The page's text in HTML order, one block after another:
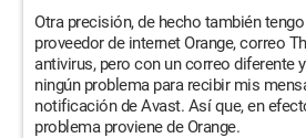
Otra precisión, de hecho también
proveedor de internet Orange, correo
antivirus, pero con un correo diferente
ningún problema para recibir mis
notificación de Avast. Así que, en
problema proviene de Orange.